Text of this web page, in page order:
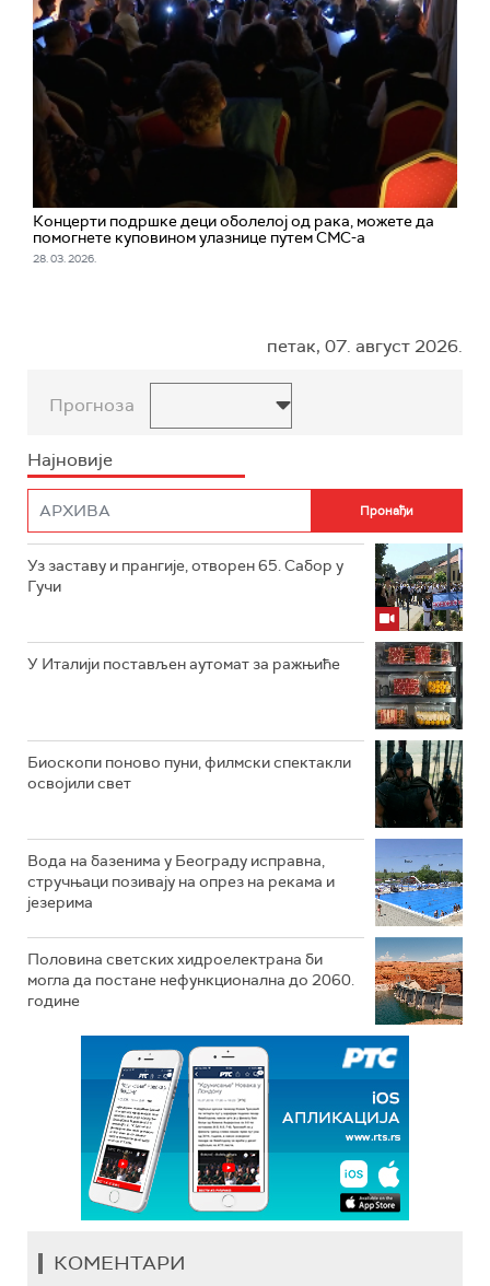
Концерти подршке деци оболелој од рака, можете да
помогнете куповином улазнице путем СМС-а
28. 03. 2026.
петак, 07. август 2026.
Прогноза
Најновије
Уз заставу и прангије, отворен 65. Сабор у
Гучи
У Италији постављен аутомат за ражњиће
Биоскопи поново пуни, филмски спектакли
освојили свет
Вода на базенима у Београду исправна,
стручњаци позивају на опрез на рекама и
језерима
Половина светских хидроелектрана би
могла да постане нефункционална до 2060.
године
КОМЕНТАРИ